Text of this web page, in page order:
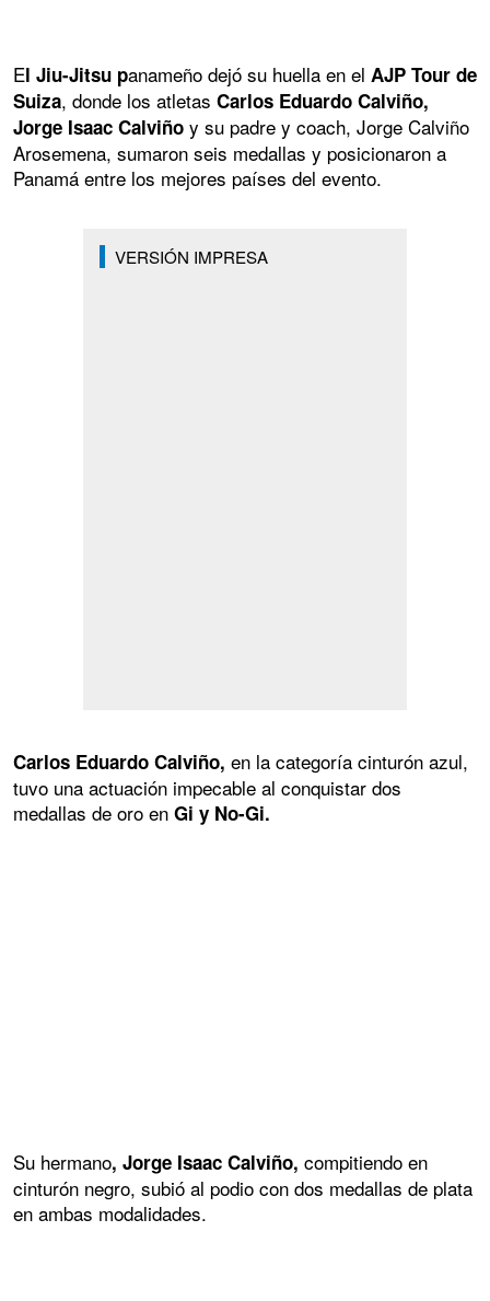
El Jiu-Jitsu panameño dejó su huella en el AJP Tour de
Suiza, donde los atletas Carlos Eduardo Calviño,
Jorge Isaac Calviño y su padre y coach, Jorge Calviño
Arosemena, sumaron seis medallas y posicionaron a
Panamá entre los mejores países del evento.
VERSIÓN IMPRESA
Carlos Eduardo Calviño, en la categoría cinturón azul,
tuvo una actuación impecable al conquistar dos
medallas de oro en Gi y No-Gi.
Su hermano, Jorge Isaac Calviño, compitiendo en
cinturón negro, subió al podio con dos medallas de plata
en ambas modalidades.